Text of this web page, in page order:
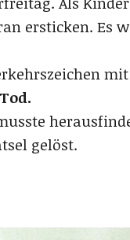
ersticken. Es
gelöst.